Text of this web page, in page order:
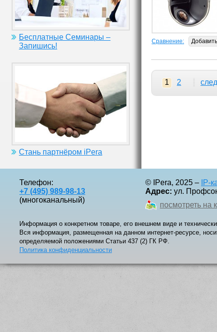
Бесплатные Семинары –
Запишись!
Стань партнёром iPera
Сравнение: Добавить
1 2
Телефон:
+7 (495) 989-98-13
(многоканальный)
© IPera, 2025 – IP-
Адрес: ул.
посмотреть на
Информация о конкретном товаре, его внешнем виде и
Вся информация, размещенная на данном интернет-ресурсе,
определяемой положениями Статьи 437 (2) ГК РФ.
Политика конфиденциальности